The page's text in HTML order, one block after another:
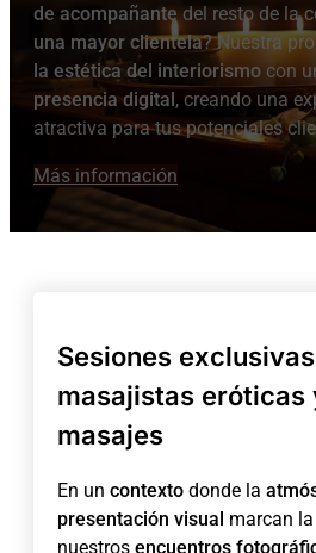
de acompañantedel resto de la
una mayor clientela? Nuestra
la estética del interiorismo con
presencia digital, creando una
atractiva para tus potenciales
Más información
Sesiones
masajistas eróticas
masajes
En un contexto donde la
presentación visual marcan
nuestros encuentros